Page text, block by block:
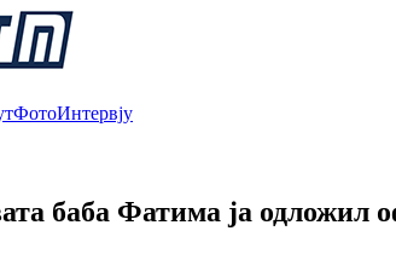
ФотоИнтервју
баба Фатима ја